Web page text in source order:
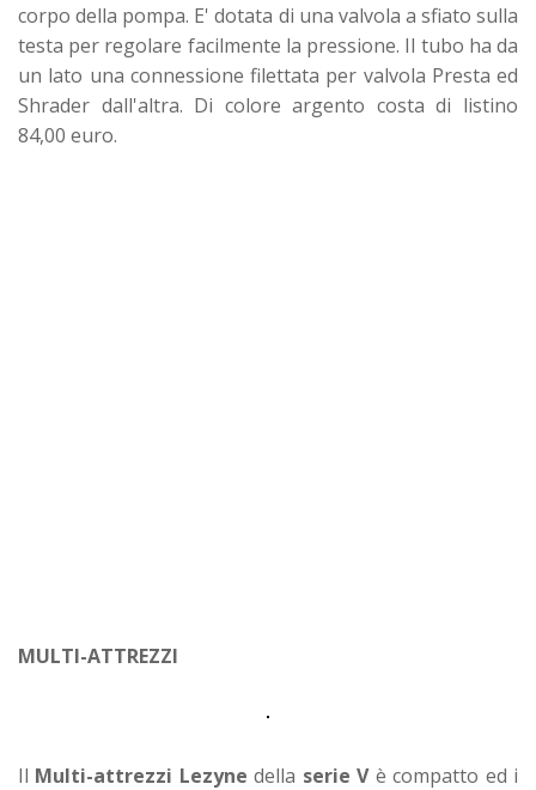
corpo della pompa. E' dotata di una valvola a sfiato sulla
testa per regolare facilmente la pressione. Il tubo ha da
un lato una connessione filettata per valvola Presta ed
Shrader dall'altra. Di colore argento costa di listino
84,00 euro.
MULTI-ATTREZZI
Il Multi-attrezzi Lezyne della serie Vè compatto ed i